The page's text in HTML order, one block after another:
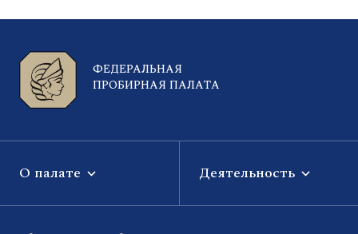
ФЕДЕРАЛЬНАЯ
ПРОБИРНАЯ ПАЛАТА
О палате Деятельность